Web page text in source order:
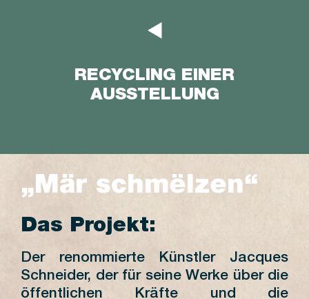
RECYCLING EINER
AUSSTELLUNG
„Mär schmëlzen“
Das Projekt:
Der renommierte Künstler Jacques
Schneider, der für seine Werke über die
öffentlichen Kräfte und die